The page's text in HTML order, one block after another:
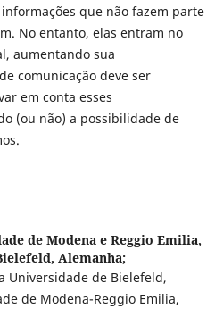
que não fazem parte
No entanto, elas entram no
aumentando sua
comunicação deve ser
em conta esses
(ou não) a possibilidade de
de Modena e Reggio Emilia,
Alemanha;
Universidade de Bielefeld,
de Modena-Reggio Emilia,